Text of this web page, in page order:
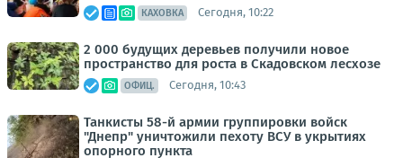
КАХОВКА Сегодня, 10:22
2 000 будущих деревьев получили новое
пространство для роста в Скадовском лесхозе
ОФИЦ. Сегодня, 10:43
Танкисты 58-й армии группировки войск
"Днепр" уничтожили пехоту ВСУ в укрытиях
опорного пункта